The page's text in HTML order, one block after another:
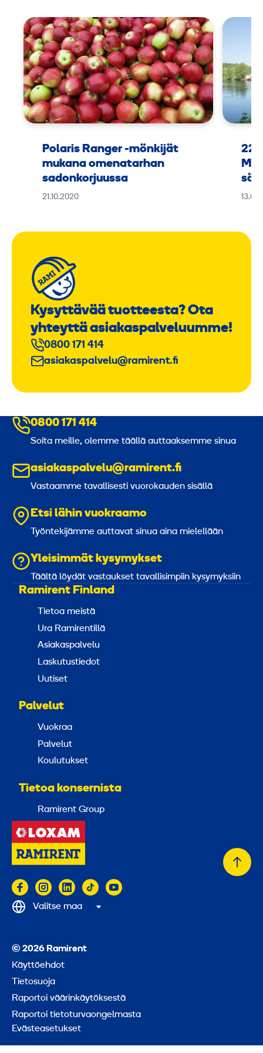
Polaris Ranger -mönkijät
mukana omenatarhan
sadonkorjuussa
21.10.2020
Kysyttävää tuotteesta? Ota
yhteyttä asiakaspalveluumme!
0800 171 414
asiakaspalvelu@ramirent.fi
0800 171 414
Soita meille, olemme täällä auttaaksemme sinua
asiakaspalvelu@ramirent.fi
Vastaamme tavallisesti vuorokauden sisällä
Etsi lähin vuokraamo
Työntekijämme auttavat sinua aina mielellään
Yleisimmät kysymykset
Täältä löydät vastaukset tavallisimpiin kysymyksiin
Ramirent Finland
Tietoa meistä
Ura Ramirentillä
Asiakaspalvelu
Laskutustiedot
Uutiset
Palvelut
Vuokraa
Palvelut
Koulutukset
Tietoa konsernista
Ramirent Group
© 2026 Ramirent
Käyttöehdot
Tietosuoja
Raportoi väärinkäytöksestä
Raportoi tietoturvaongelmasta
Evästeasetukset
Valitse maa